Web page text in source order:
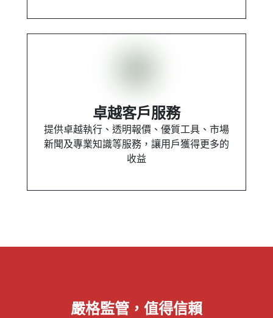
卓越客戶服務
提供卓越執行、透明報價、優質工具、市場
新聞及專業知識等服務，讓用戶獲得更多的
收益
嚴格監管，值得信賴